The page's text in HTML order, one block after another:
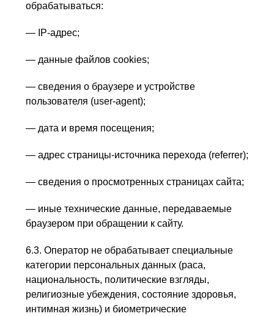
обрабатываться:
— IP-адрес;
— данные файлов cookies;
— сведения о браузере и устройстве
пользователя (user-agent);
— дата и время посещения;
— адрес страницы-источника перехода (referrer);
— сведения о просмотренных страницах сайта;
— иные технические данные, передаваемые
браузером при обращении к сайту.
6.3. Оператор не обрабатывает специальные
категории персональных данных (раса,
национальность, политические взгляды,
религиозные убеждения, состояние здоровья,
интимная жизнь) и биометрические